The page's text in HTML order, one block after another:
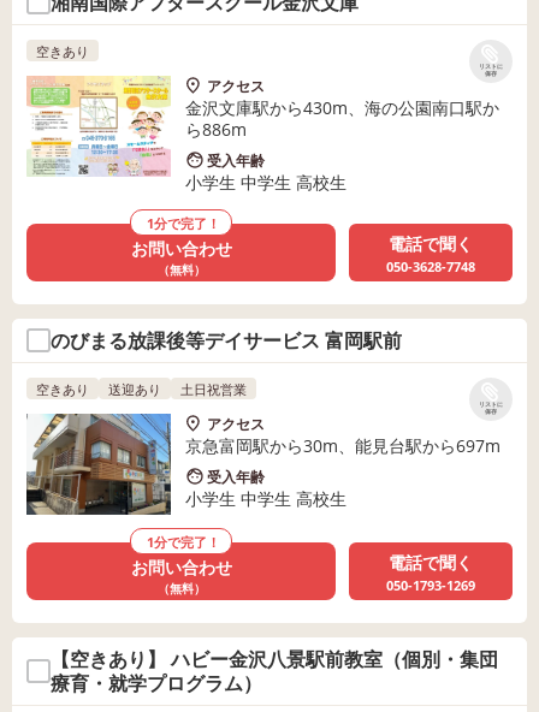
リストに
保存
空きあり
アクセス
金沢文庫駅から430m、海の公園南口駅か
ら886m
受入年齢
小学生 中学生 高校生
1分で完了！
お問い合わせ
（無料）
電話で聞く
050-3628-7748
のびまる放課後等デイサービス 富岡駅前
リストに
保存
空きあり 送迎あり 土日祝営業
アクセス
京急富岡駅から30m、能見台駅から697m
受入年齢
小学生 中学生 高校生
1分で完了！
お問い合わせ
（無料）
電話で聞く
050-1793-1269
【空きあり】 ハビー金沢八景駅前教室（個別・集団
療育・就学プログラム）